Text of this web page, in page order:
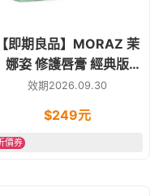
【即期良品】MORAZ 茉
娜姿 修護唇膏 經典版
10ml
效期2026.09.30
$249元
價券